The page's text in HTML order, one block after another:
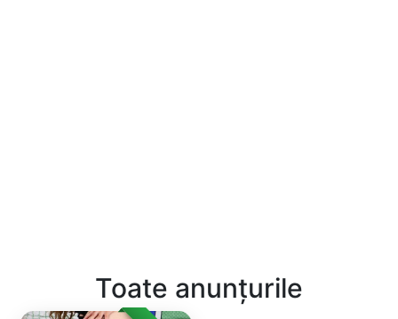
Toate anunțurile